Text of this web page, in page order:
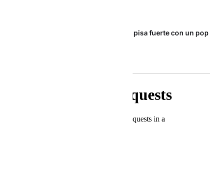
Maca & Gero, el dúo colombiano que pisa fuerte con un pop